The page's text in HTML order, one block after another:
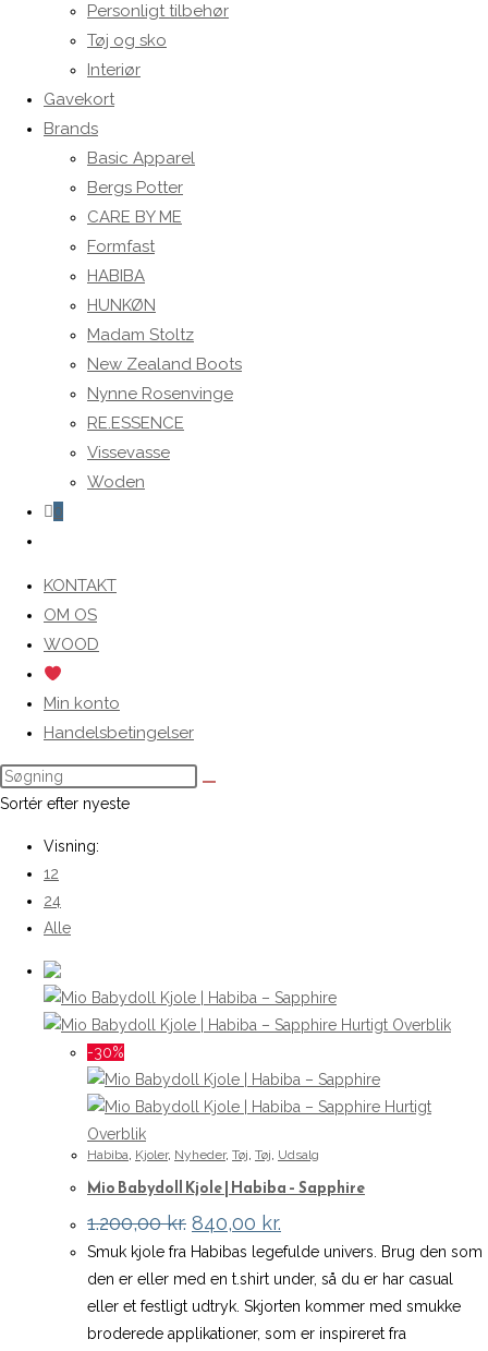
Personligt tilbehør
Tøj og sko
Interiør
Gavekort
Brands
Basic Apparel
Bergs Potter
CARE BY ME
Formfast
HABIBA
HUNKØN
Madam Stoltz
New Zealand Boots
Nynne Rosenvinge
RE.ESSENCE
Vissevasse
Woden
0
search
KONTAKT
OM OS
WOOD
Min konto
Handelsbetingelser
Sortér efter nyeste
Visning:
12
24
Alle
Hurtigt Overblik
-30%
Hurtigt
Overblik
Habiba, Kjoler, Nyheder, Tøj, Tøj, Udsalg
Mio Babydoll Kjole | Habiba – Sapphire
1.200,00kr. Den
oprindelige
pris
var:
1.200,00 kr..
840,00 kr.
aktuelle
pris
er:
840,00 kr..
Smuk kjole fra Habibas legefulde univers. Brug den som
den er eller med en t.shirt under, så du er har casual
eller et festligt udtryk. Skjorten kommer med smukke
broderede applikationer, som er inspireret fra